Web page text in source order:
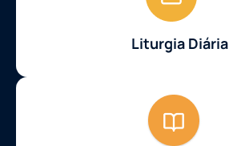
Liturgia Diária